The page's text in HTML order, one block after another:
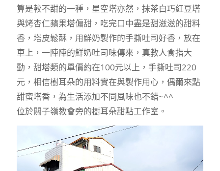
算是較不甜的一種，星空塔亦然，抹茶白巧紅豆塔
與烤杏仁蘋果塔偏甜，吃完口中盡是甜滋滋的甜料
香，塔皮鬆酥，用鮮奶製作的手撕吐司好香，放在
車上，一陣陣的鮮奶吐司味傳來，真教人食指大
動，甜塔類的單價約在100元以上，手撕吐司220
元，相信樹耳朵的用料實在與製作用心，偶爾來點
甜蜜塔香，為生活添加不同風味也不錯~^^
位於關子嶺教會旁的樹耳朵甜點工作室。